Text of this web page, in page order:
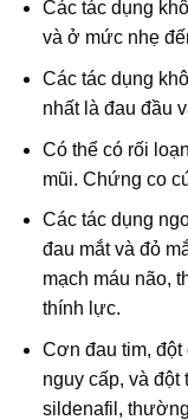
Các tác dụng
và ở mức nhẹ
Các tác dụng
nhất là đau đầu
Có thể có rối
mũi. Chứng co
Các tác dụng
đau mắt và đỏ
mạch máu não,
thính lực.
Cơn đau tim, đột
nguy cấp, và
sildenafil,